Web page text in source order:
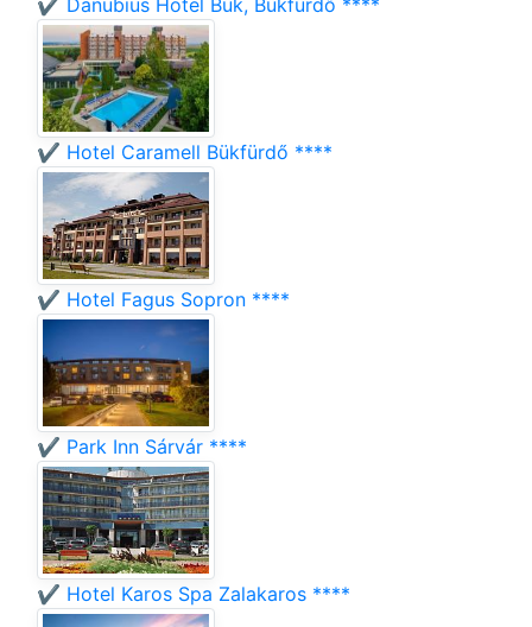
✔️ Danubius Hotel Bük, Bükfürdő ****
✔️ Hotel Caramell Bükfürdő ****
✔️ Hotel Fagus Sopron ****
✔️ Park Inn Sárvár ****
✔️ Hotel Karos Spa Zalakaros ****